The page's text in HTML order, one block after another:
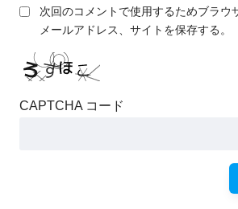
次回のコメントで使用するためブラウ
メールアドレス、サイトを保存する。
CAPTCHA コード